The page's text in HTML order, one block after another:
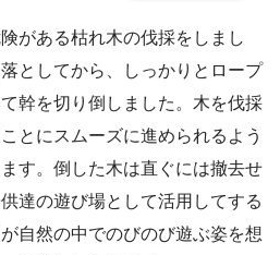
がある枯れ木の伐採をしまし
としてから、しっかりとロープ
幹を切り倒しました。木を伐採
とにスムーズに進められるよう
す。倒した木は直ぐには撤去せ
達の遊び場として活用してする
自然の中でのびのび遊ぶ姿を想